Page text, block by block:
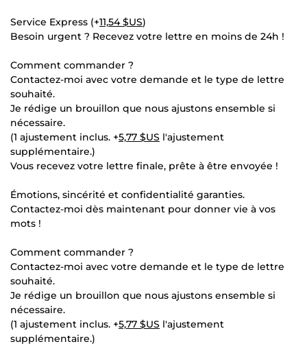
Service Express (+11,54 $US)
Besoin urgent ? Recevez votre lettre en moins de 24h !
Comment commander ?
Contactez-moi avec votre demande et le type de lettre
souhaité.
Je rédige un brouillon que nous ajustons ensemble si
nécessaire.
(1 ajustement inclus. +5,77 $US l'ajustement
supplémentaire.)
Vous recevez votre lettre finale, prête à être envoyée !
Émotions, sincérité et confidentialité garanties.
Contactez-moi dès maintenant pour donner vie à vos
mots !
Comment commander ?
Contactez-moi avec votre demande et le type de lettre
souhaité.
Je rédige un brouillon que nous ajustons ensemble si
nécessaire.
(1 ajustement inclus. +5,77 $US l'ajustement
supplémentaire.)